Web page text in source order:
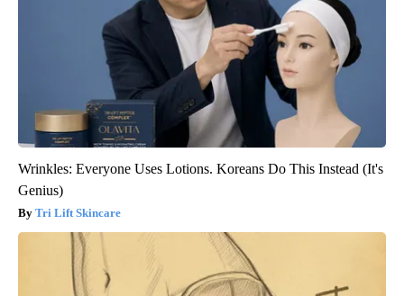
Wrinkles: Everyone Uses Lotions. Koreans Do This Instead (It's
Genius)
Tri Lift Skincare